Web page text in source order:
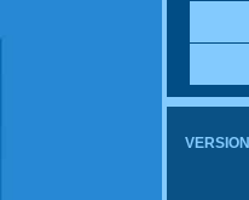
VERSION